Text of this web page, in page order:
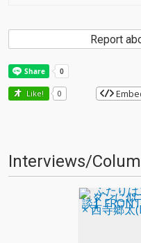
Report
Like! 0
Interviews/